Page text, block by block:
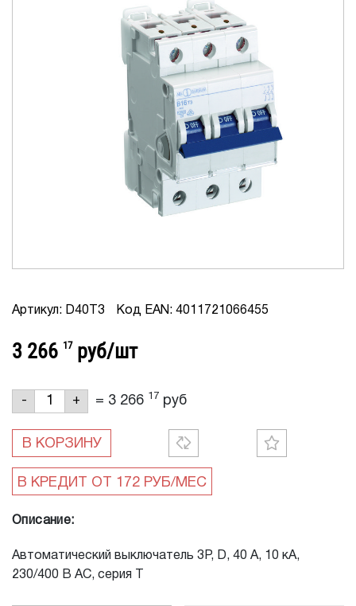
Артикул: D40T3 Код EAN: 4011721066455
3 266 17 руб/шт
- + = 3 266 17 руб
В КОРЗИНУ
Описание:
Автоматический выключатель 3P, D, 40 A, 10 кА,
230/400 В AC, серия Т